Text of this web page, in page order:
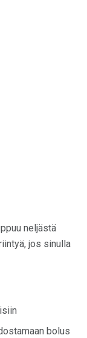
neljästä
jos sinulla
bolus